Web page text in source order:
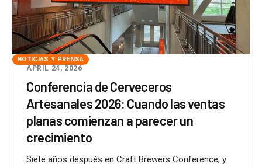
NOTICIAS Y PRENSA
APRIL 24, 2026
Conferencia de Cerveceros
Artesanales 2026: Cuando las ventas
planas comienzan a parecer un
crecimiento
Siete años después en Craft Brewers Conference, y